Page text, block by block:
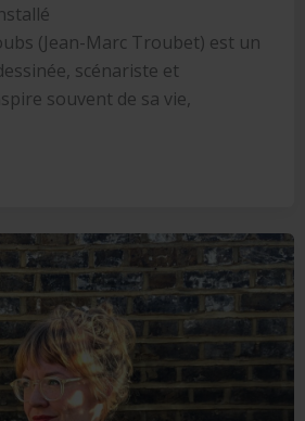
(Jean-Marc Troubet) est un
scénariste et
souvent de sa vie,